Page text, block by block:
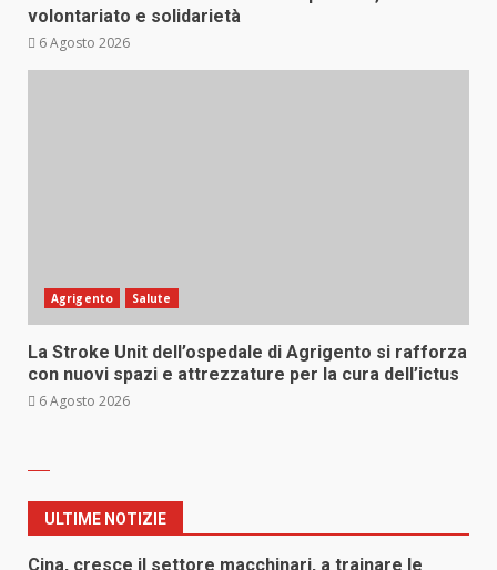
volontariato e solidarietà
6 Agosto 2026
Agrigento Salute
La Stroke Unit dell’ospedale di Agrigento si rafforza
con nuovi spazi e attrezzature per la cura dell’ictus
6 Agosto 2026
ULTIME NOTIZIE
Cina, cresce il settore macchinari, a trainare le